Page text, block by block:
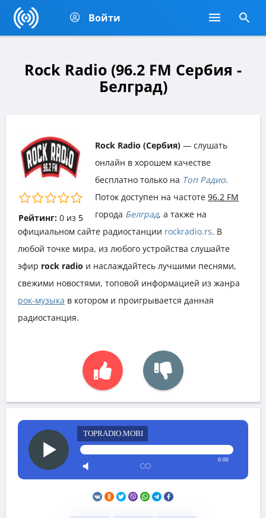
Войти
Rock Radio (96.2 FM Сербия -
Белград)
Рейтинг: 0из 5
Rock Radio (Сербия) — слушать
онлайн в хорошем качестве
бесплатно только на Топ Радио.
Поток доступен на частоте 96.2 FM
города Белград, а также на
официальном сайте радиостанции rockradio.rs. В
любой точке мира, из любого устройства слушайте
эфир rock radio и наслаждайтесь лучшими песнями,
свежими новостями, топовой информацией из жанра
рок-музыка в котором и проигрывается данная
радиостанция.
TOPRADIO.MOBI
0:00